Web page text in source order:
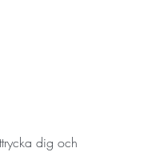
dig och